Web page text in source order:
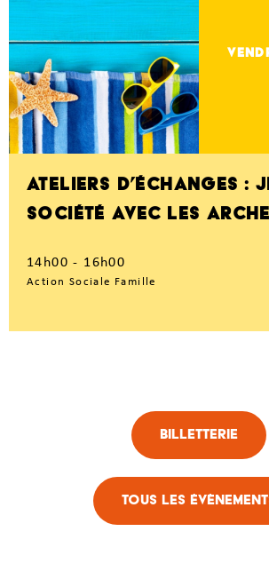
ATELIERS D’ÉCHANGES :
SOCIÉTÉ AVEC LES
14h00 - 16h00
Action Sociale Famille
Billetterie
Tous les